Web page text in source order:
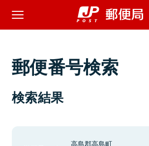
郵便番号検索
検索結果
高島郡高島町